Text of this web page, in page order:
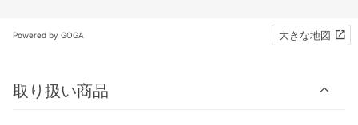
Powered by GOGA 大きな地図
取り扱い商品